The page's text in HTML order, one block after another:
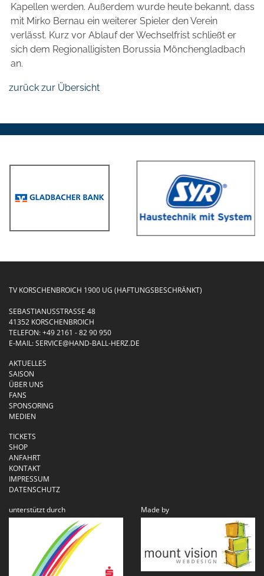
Kapellen werden. Außerdem wurde heute bekannt, dass
mit Mirko Bernau ein weiterer Spieler den Verein
verlässt. Kurz vor Ablauf der Wechselfrist schließt er
sich dem Regionalligisten Borussia Mönchengladbach
an.
zurück zur Übersicht
TV KORSCHENBROICH 1900 UG (HAFTUNGSBESCHRÄNKT)
SEBASTIANUSSTRASSE 48
41352 KORSCHENBROICH
TELEFON:+49 2161 - 82 90 950
E-MAIL:SERVICE@HAND-BALL-HERZ.DE
AKTUELLES
SAISON
ÜBER UNS
FANS
SPONSORING
MEDIEN
TICKETS
SHOP
ANFAHRT
KONTAKT
IMPRESSUM
DATENSCHUTZ
unterstützt durch
Made by